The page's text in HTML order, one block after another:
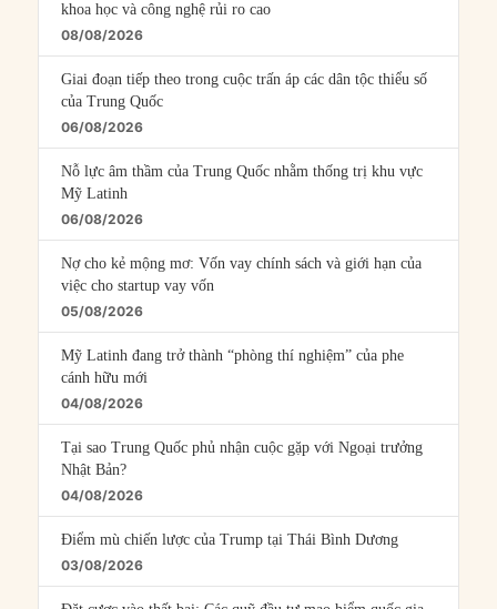
khoa học và công nghệ rủi ro cao
08/08/2026
Giai đoạn tiếp theo trong cuộc trấn áp các dân tộc thiểu số
của Trung Quốc
06/08/2026
Nỗ lực âm thầm của Trung Quốc nhằm thống trị khu vực
Mỹ Latinh
06/08/2026
Nợ cho kẻ mộng mơ: Vốn vay chính sách và giới hạn của
việc cho startup vay vốn
05/08/2026
Mỹ Latinh đang trở thành “phòng thí nghiệm” của phe
cánh hữu mới
04/08/2026
Tại sao Trung Quốc phủ nhận cuộc gặp với Ngoại trưởng
Nhật Bản?
04/08/2026
Điểm mù chiến lược của Trump tại Thái Bình Dương
03/08/2026